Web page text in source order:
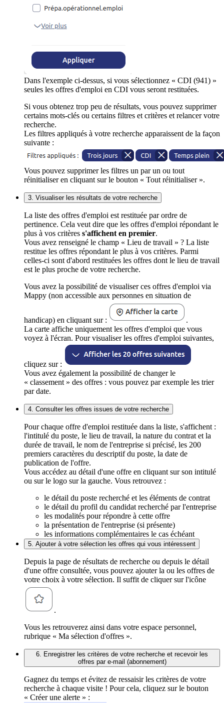
Dans l'exemple ci-dessus, si vous sélectionnez « CDI (941) »
seules les offres d'emploi en CDI vous seront restituées.
Si vous obtenez trop peu de résultats, vous pouvez supprimer
certains mots-clés ou certains filtres et critères et relancer votre
recherche.
Les filtres appliqués à votre recherche apparaissent de la façon
suivante :
Vous pouvez supprimer les filtres un par un ou tout
réinitialiser en cliquant sur le bouton « Tout réinitialiser ».
3. Visualiser les résultats de votre recherche
La liste des offres d'emploi est restituée par ordre de
pertinence. Cela veut dire que les offres d'emploi répondant le
plus à vos critères s'affichent en premier.
Vous avez renseigné le champ « Lieu de travail » ? La liste
restitue les offres répondant le plus à vos critères. Parmi
celles-ci sont d'abord restituées les offres dont le lieu de travail
est le plus proche de votre recherche.
Vous avez la possibilité de visualiser ces offres d'emploi via
Mappy (non accessible aux personnes en situation de
handicap) en cliquant sur :
.
La carte affiche uniquement les offres d'emploi que vous
voyez à l'écran. Pour visualiser les offres d'emploi suivantes,
cliquez sur :
Vous avez également la possibilité de changer le
« classement » des offres : vous pouvez par exemple les trier
par date.
4. Consulter les offres issues de votre recherche
Pour chaque offre d'emploi restituée dans la liste, s'affichent :
l'intitulé du poste, le lieu de travail, la nature du contrat et la
durée de travail, le nom de l'entreprise si précisé, les 200
premiers caractères du descriptif du poste, la date de
publication de l'offre.
Vous accédez au détail d'une offre en cliquant sur son intitulé
ou sur le logo sur la gauche. Vous retrouvez :
le détail du poste recherché et les éléments de contrat
le détail du profil du candidat recherché par l'entreprise
les modalités pour répondre à cette offre
la présentation de l'entreprise (si présente)
les informations complémentaires le cas échéant
5. Ajouter à votre sélection les offres qui vous intéressent
Depuis la page de résultats de recherche ou depuis le détail
d'une offre consultée, vous pouvez ajouter la ou les offres de
votre choix à votre sélection. Il suffit de cliquer sur l'icône
.
Vous les retrouverez ainsi dans votre espace personnel,
rubrique « Ma sélection d'offres ».
6. Enregistrer les critères de votre recherche et recevoir les
offres par e-mail (abonnement)
Gagnez du temps et évitez de ressaisir les critères de votre
recherche à chaque visite ! Pour cela, cliquez sur le bouton
« Créer une alerte » :